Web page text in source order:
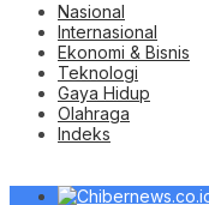
Nasional
Internasional
Ekonomi & Bisnis
Teknologi
Gaya Hidup
Olahraga
Indeks